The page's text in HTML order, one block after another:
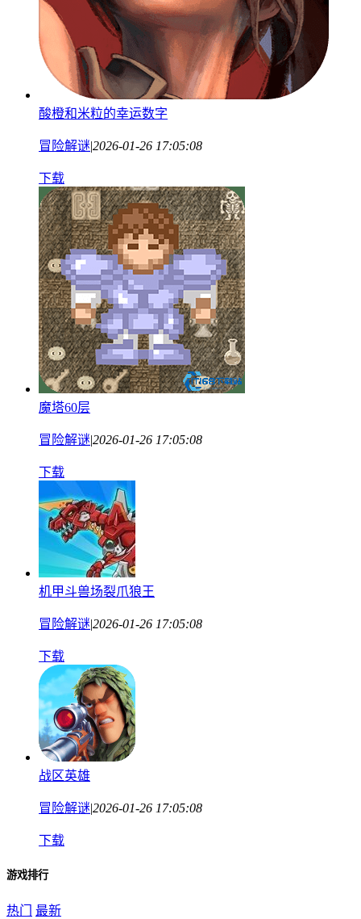
酸橙和米粒的幸运数字
冒险解谜|2026-01-26 17:05:08
下载
魔塔60层
冒险解谜|2026-01-26 17:05:08
下载
机甲斗兽场裂爪狼王
冒险解谜|2026-01-26 17:05:08
下载
战区英雄
冒险解谜|2026-01-26 17:05:08
下载
游戏排行
热门 最新